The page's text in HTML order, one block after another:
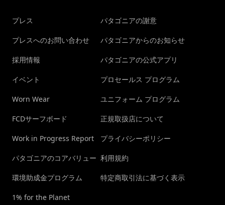
プレス
プレスへのお問い合わせ
採用情報
イベント
Worn Wear
FCDサーフボード
Work in Progress Report
パタゴニアのコアバリュー
環境助成金プログラム
1% for the Planet
パタゴニアの謝意
パタゴニアからのお知らせ
パタゴニアの公式アプリ
プロセールス プログラム
ユニフォーム プログラム
正規取扱店について
プライバシーポリシー
利用規約
特定商取引法に基づく表示